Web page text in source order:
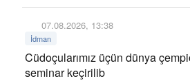
07.08.2026, 13:38
İdman
Cüdoçularımız üçün dünya
seminar keçirilib